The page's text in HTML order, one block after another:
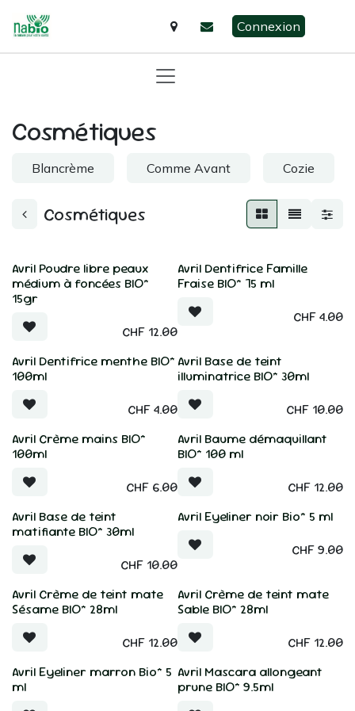
Connexion
​​Cosmétiques
Blancrème Comme Avant Cozie
​​Cosmétiques
Avril Poudre libre peaux
médium à foncées BIO*
15gr
CHF 12.00
Avril Dentifrice Famille
Fraise BIO* 75 ml
CHF4.00
Avril Dentifrice menthe BIO*
100ml
CHF4.00
Avril Base de teint
illuminatrice BIO* 30ml
CHF 10.00
Avril Crème mains BIO*
100ml
CHF 6.00
Avril Baume démaquillant
BIO* 100 ml
CHF 12.00
Avril Base de teint
matifiante BIO* 30ml
CHF 10.00
Avril Eyeliner noir Bio* 5 ml
CHF9.00
Avril Crème de teint mate
Sésame BIO* 28ml
CHF 12.00
Avril Crème de teint mate
Sable BIO* 28ml
CHF 12.00
Avril Eyeliner marron Bio* 5
ml
Avril Mascara allongeant
prune BIO* 9.5ml